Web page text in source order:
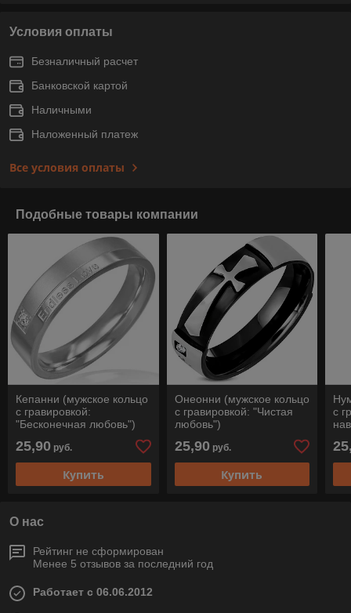
Условия оплаты
Безналичный расчет
Банковской картой
Наличными
Наложенный платеж
Все условия оплаты
Подобные товары компании
Кепанни (мужское кольцо
с гравировкой:
"Бесконечная любовь")
25,90 руб.
Купить
Онеонни (мужское кольцо
с гравировкой: "Чистая
любовь")
25,90 руб.
Купить
с
О нас
Рейтинг не сформирован
Менее 5 отзывов за последний год
Работает с 06.06.2012